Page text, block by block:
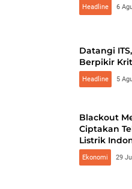
Headline 6
Datangi
Berpikir
Headline 5
Blackout
Ciptakan
Listrik
Ekonomi 29